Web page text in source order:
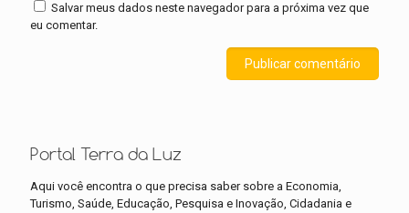
Salvar meus dados neste navegador para a próxima vez que
eu comentar.
Portal Terra da Luz
Aqui você encontra o que precisa saber sobre a Economia,
Turismo, Saúde, Educação, Pesquisa e Inovação, Cidadania e